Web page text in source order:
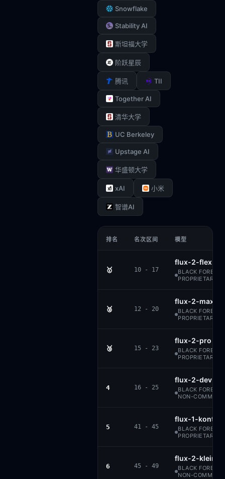
Snowflake
Stability AI
斯坦福大学
阶跃星辰
腾讯 TII
Together AI
清华大学
UC Berkeley
Upstage AI
华盛顿大学
xAI 小米
智谱AI
排名 名次区间 模型
🥇 10 - 17
flux-2-flex
BLACK FOREST
PROPRIETARY
🥈 12 - 20
flux-2-max
BLACK FOREST
PROPRIETARY
🥉 15 - 23
flux-2-pro
BLACK FOREST
PROPRIETARY
4 16 - 25
flux-2-dev
BLACK FOREST
NON-
5 41 - 45
flux-1-
BLACK FOREST
PROPRIETARY
6 45 - 49
flux-2-klein-
BLACK FOREST
NON-